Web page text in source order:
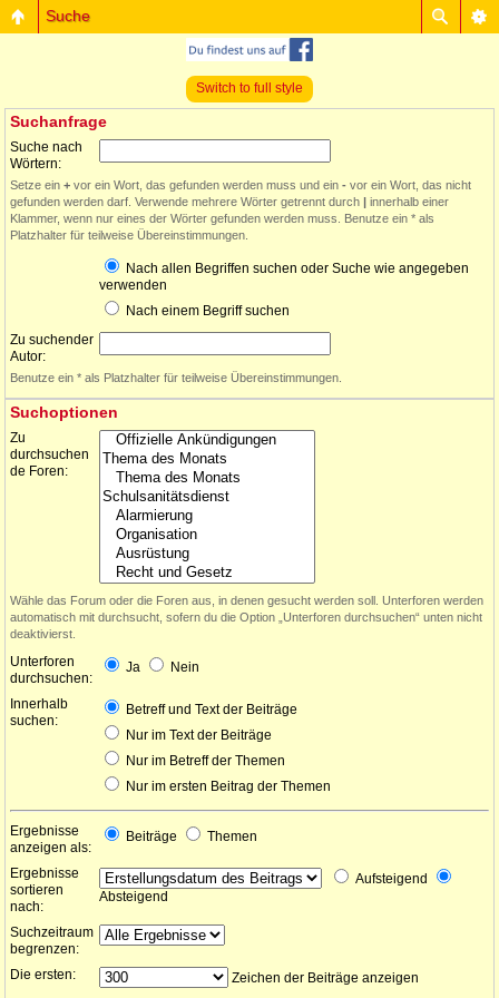
Suche
Switch to full style
Suchanfrage
Suche nach
Wörtern:
Setze ein + vor ein Wort, das gefunden werden muss und ein - vor ein Wort, das nicht
gefunden werden darf. Verwende mehrere Wörter getrennt durch | innerhalb einer
Klammer, wenn nur eines der Wörter gefunden werden muss. Benutze ein * als
Platzhalter für teilweise Übereinstimmungen.
Nach allen Begriffen suchen oder Suche wie angegeben
verwenden
Nach einem Begriff suchen
Zu suchender
Autor:
Benutze ein * als Platzhalter für teilweise Übereinstimmungen.
Suchoptionen
Zu
durchsuchen
de Foren:
Wähle das Forum oder die Foren aus, in denen gesucht werden soll. Unterforen werden
automatisch mit durchsucht, sofern du die Option „Unterforen durchsuchen“ unten nicht
deaktivierst.
Unterforen
durchsuchen:
Ja Nein
Innerhalb
suchen:
Betreff und Text der Beiträge
Nur im Text der Beiträge
Nur im Betreff der Themen
Nur im ersten Beitrag der Themen
Ergebnisse
anzeigen als:
Beiträge Themen
Ergebnisse
sortieren
nach:
Aufsteigend
Absteigend
Suchzeitraum
begrenzen:
Die ersten:
Zeichen der Beiträge anzeigen